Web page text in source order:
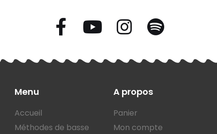
Menu
Accueil
Méthodes de basse
A propos
Panier
Mon compte